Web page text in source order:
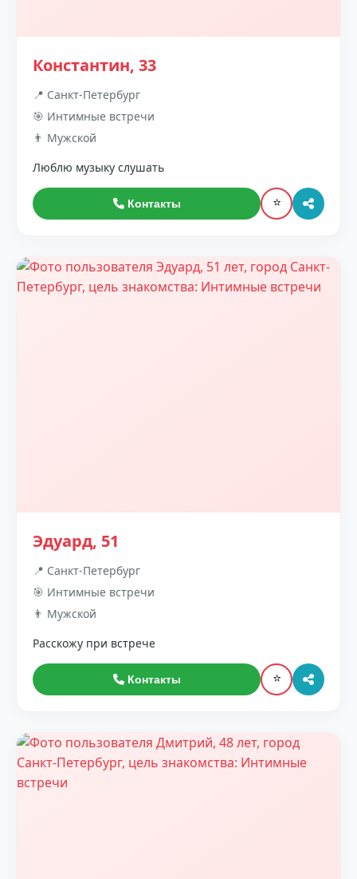
Константин, 33
📍 Санкт-Петербург
🎯 Интимные встречи
👨 Мужской
Люблю музыку слушать
Контакты ⭐
Эдуард, 51
📍 Санкт-Петербург
🎯 Интимные встречи
👨 Мужской
Расскожу при встрече
Контакты ⭐